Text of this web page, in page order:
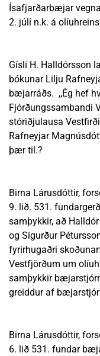
Ísafjarðarbæjar
2. júlí n.k. á
Gísli H. Halldórsson
bókunar Lilju
bæjarráðs. ,,Ég hef
Fjórðungssambandi
stóriðjulausa
Rafneyjar
þær til.?
Birna Lárusdóttir,
9. lið. 531.
samþykkir, að
og Sigurður
fyrirhugaðri
Vestfjörðum um
samþykkir
greiddur af
Birna Lárusdóttir,
6. lið 531. fundar